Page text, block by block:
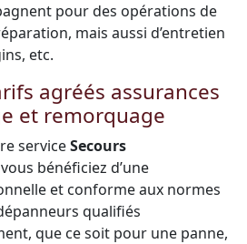
pour des opérations de
mais aussi d’entretien
etc.
agréés assurances
et remorquage
serviceSecours
bénéficiez d’une
et conforme aux normes
qualifiés
que ce soit pour une panne,